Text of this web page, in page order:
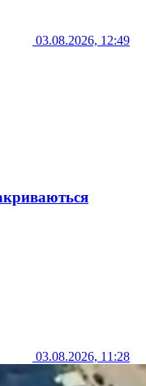
03.08.2026, 12:49
03.08.2026, 11:28